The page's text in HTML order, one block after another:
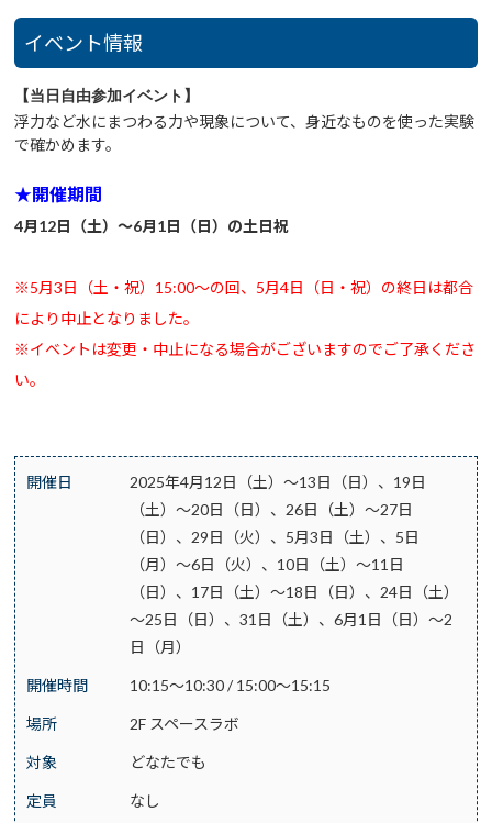
イベント情報
【当日自由参加イベント】
浮力など水にまつわる力や現象について、身近なものを使った実験
で確かめます。
★開催期間
4月12日（土）～6月1日（日）の土日祝
※5月3日（土・祝）15:00～の回、5月4日（日・祝）の終日は都合
により中止となりました。
※イベントは変更・中止になる場合がございますのでご了承くださ
い。
開催日
2025年4月12日（土）～13日（日）、19日
（土）～20日（日）、26日（土）～27日
（日）、29日（火）、5月3日（土）、5日
（月）～6日（火）、10日（土）～11日
（日）、17日（土）～18日（日）、24日（土）
～25日（日）、31日（土）、6月1日（日）～2
日（月）
開催時間 10:15～10:30 / 15:00～15:15
場所 2F スペースラボ
対象 どなたでも
定員 なし